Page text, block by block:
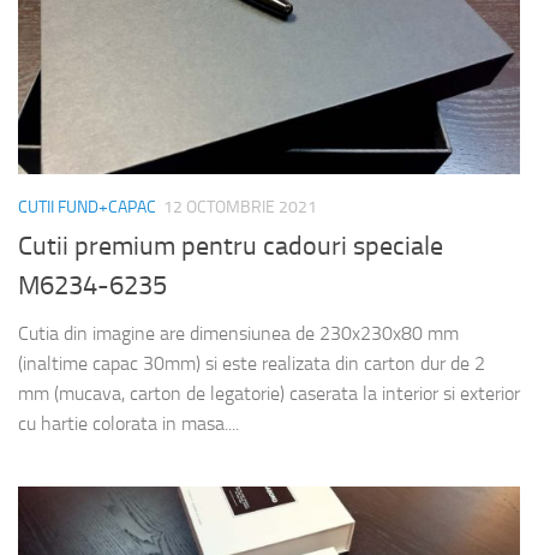
CUTII FUND+CAPAC 12 OCTOMBRIE 2021
Cutii premium pentru cadouri speciale
M6234-6235
Cutia din imagine are dimensiunea de 230x230x80 mm
(inaltime capac 30mm) si este realizata din carton dur de 2
mm (mucava, carton de legatorie) caserata la interior si exterior
cu hartie colorata in masa....